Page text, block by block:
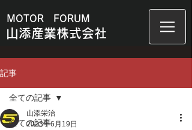
MOTOR FORUM
山添産業株式会社
記事
全ての記事
全ての記事
山添栄治
2023年6月19日